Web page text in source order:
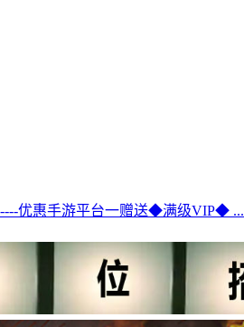
优惠手游平台一赠送◆满级VIP◆ ...